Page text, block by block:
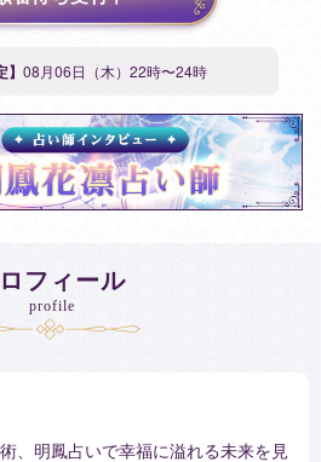
08月06日（木）22時〜24時
フィール
profile
、明鳳占いで幸福に溢れる未来を見